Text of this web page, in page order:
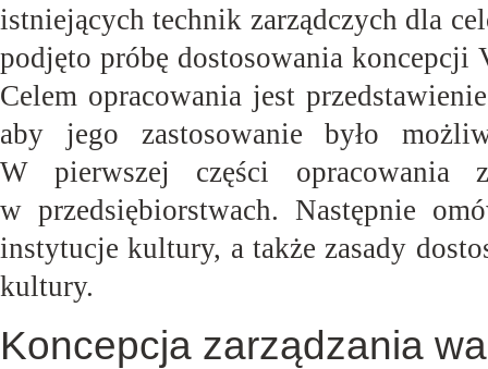
istniejących technik zarządczych dla
podjęto próbę dostosowania
Celem opracowania jest
aby jego zastosowanie było
W pierwszej części opracowania
w przedsiębiorstwach. Następnie
instytucje kultury, a także zasady
kultury.
Koncepcja zarządzania